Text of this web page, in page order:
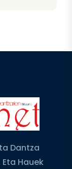
Dantza
Hauek